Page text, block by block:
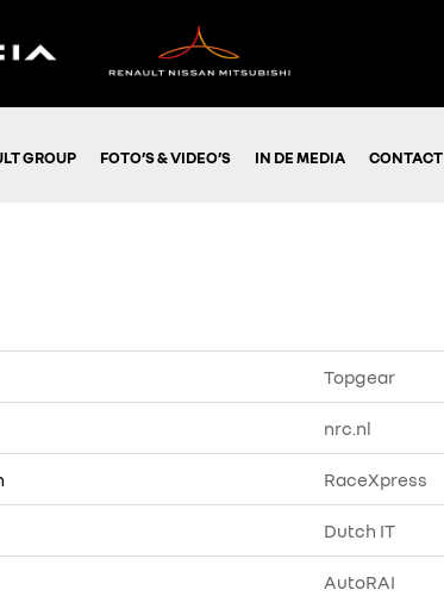
GROUP FOTO’S & VIDEO’S IN DE MEDIA CONTACT
Topgear
nrc.nl
RaceXpress
Dutch IT
AutoRAI